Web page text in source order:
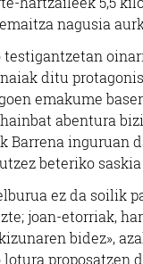
nagusia
ditu
emakume
abentura
Barrena
beteriko
ez da soilik
joan-etorriak,
bidez»,
proposatzen